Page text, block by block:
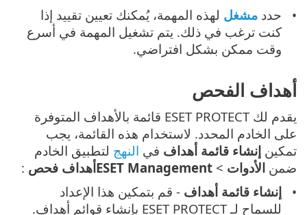
حددمشغل لهذه المهمة، يُمكنك تعيين تقييد إذا
كنت ترغب في ذلك. يتم تشغيل المهمة في أسرع
وقت ممكن بشكل افتراضي.
أهداف الفحص
يقدم لك ESET PROTECT قائمة بالأهداف المتوفرة
على الخادم المحدد. لاستخدام هذه القائمة، يجب
تمكين إنشاء قائمة أهداف في النهج لتطبيق الخادم
ضمن الأدوات > ESET Managementأهداف فحص
:
إنشاء قائمة أهداف - قم بتمكين هذا الإعداد
للسماح لـ ESET PROTECT بإنشاء قوائم أهداف.